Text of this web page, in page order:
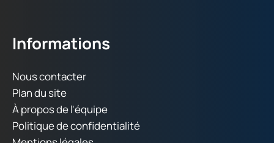
Informations
Nous contacter
Plan du site
À propos de l'équipe
Politique de confidentialité